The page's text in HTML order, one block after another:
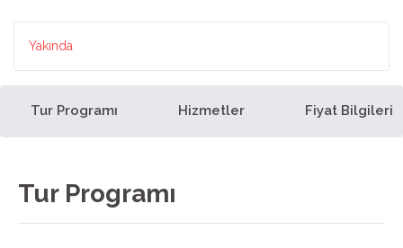
Yakında
Tur Programı Hizmetler Fiyat Bilgileri
Tur Programı